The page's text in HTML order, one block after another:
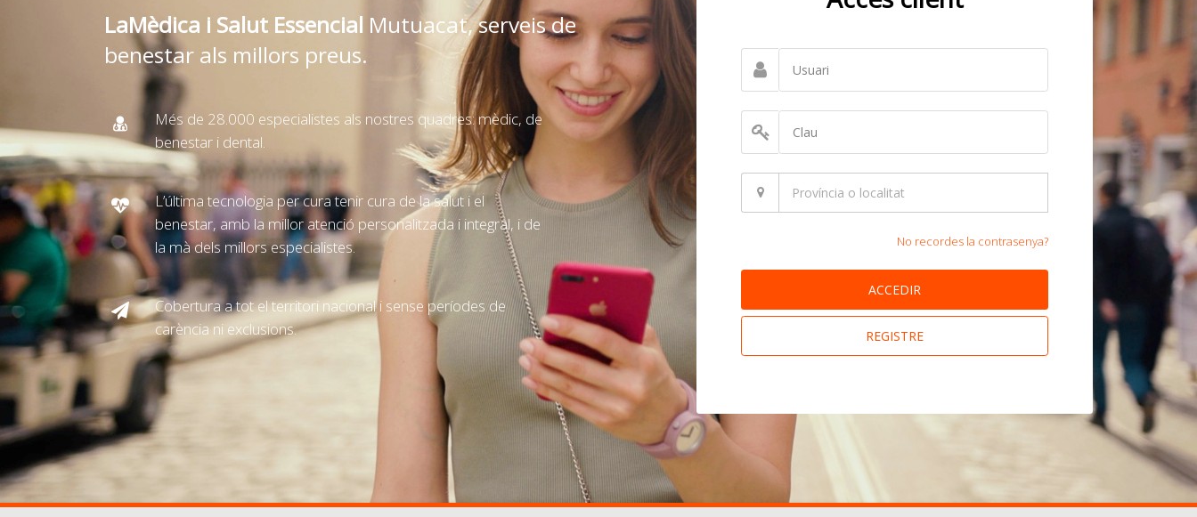
LaMèdica i Salut Essencial Mutuacat, serveis de
benestar als millors preus.
Més de 28.000 especialistes als nostres quadres: mèdic, de
benestar i dental.
L’última tecnologia per cura tenir cura de la salut i el
benestar, amb la millor atenció personalitzada i integral, i de
la mà dels millors especialistes.
Cobertura a tot el territori nacional i sense períodes de
carència ni exclusions.
No recordes la contrasenya?
ACCEDIR
REGISTRE